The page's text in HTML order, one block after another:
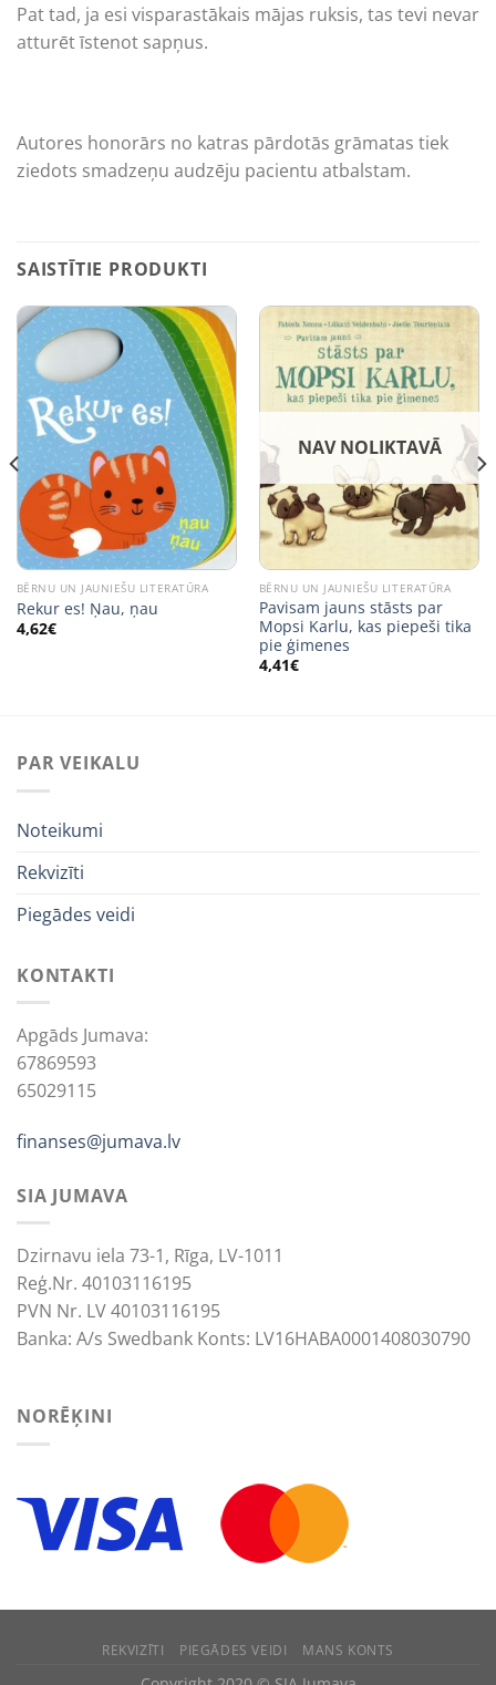
Pat tad, ja esi visparastākais mājas ruksis, tas tevi nevar
atturēt īstenot sapņus.
Autores honorārs no katras pārdotās grāmatas tiek
ziedots smadzeņu audzēju pacientu atbalstam.
SAISTĪTIE PRODUKTI
BĒRNU UN JAUNIEŠU LITERATŪRA
Rekur es! Ņau, ņau
4,62€
NAV NOLIKTAVĀ
BĒRNU UN JAUNIEŠU LITERATŪRA
Pavisam jauns stāsts par
Mopsi Karlu, kas piepeši tika
pie ģimenes
4,41€
PAR VEIKALU
Noteikumi
Rekvizīti
Piegādes veidi
KONTAKTI
Apgāds Jumava:
67869593
65029115
finanses@jumava.lv
SIA JUMAVA
Dzirnavu iela 73-1, Rīga, LV-1011
Reģ.Nr. 40103116195
PVN Nr. LV 40103116195
Banka: A/s Swedbank Konts: LV16HABA0001408030790
NORĒĶINI
REKVIZĪTI PIEGĀDES VEIDI MANS KONTS